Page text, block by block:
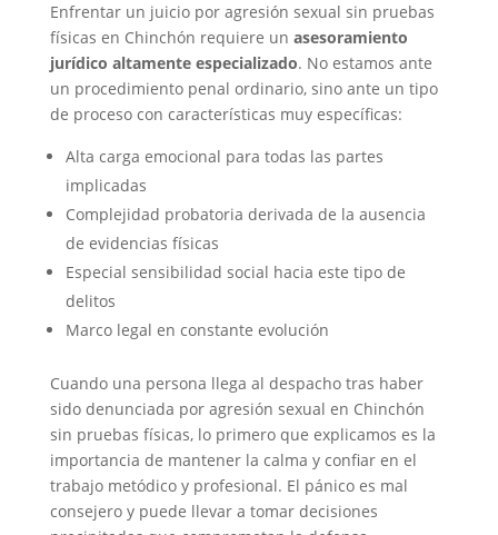
Enfrentar un juicio por agresión sexual sin pruebas
físicas en Chinchón requiere un asesoramiento
jurídico altamente especializado. No estamos ante
un procedimiento penal ordinario, sino ante un tipo
de proceso con características muy específicas:
Alta carga emocional para todas las partes
implicadas
Complejidad probatoria derivada de la ausencia
de evidencias físicas
Especial sensibilidad social hacia este tipo de
delitos
Marco legal en constante evolución
Cuando una persona llega al despacho tras haber
sido denunciada por agresión sexual en Chinchón
sin pruebas físicas, lo primero que explicamos es la
importancia de mantener la calma y confiar en el
trabajo metódico y profesional. El pánico es mal
consejero y puede llevar a tomar decisiones